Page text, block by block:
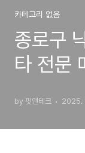
카테고리 없음
종로구
타 전문
by 핏앤테크 2025.